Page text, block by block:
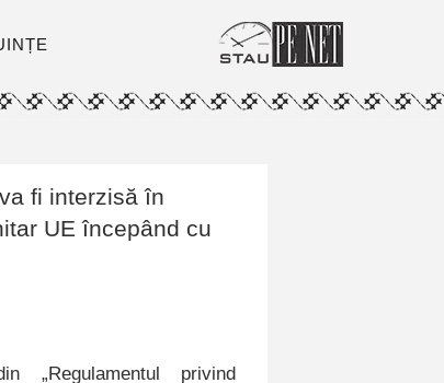
fi interzisă în
UE începând cu
„Regulamentul privind